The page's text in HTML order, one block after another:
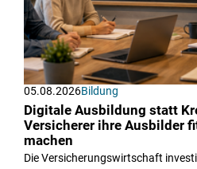
05.08.2026Bildung
Digitale Ausbildung statt
Versicherer ihre Ausbilder
machen
Die Versicherungswirtschaft